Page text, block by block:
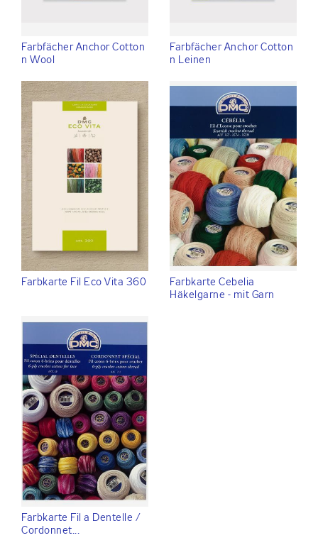
Farbfächer Anchor Cotton
n Wool
Farbfächer Anchor Cotton
n Leinen
Farbkarte Fil Eco Vita 360
Farbkarte Cebelia
Häkelgarne - mit Garn
Farbkarte Fil a Dentelle /
Cordonnet...